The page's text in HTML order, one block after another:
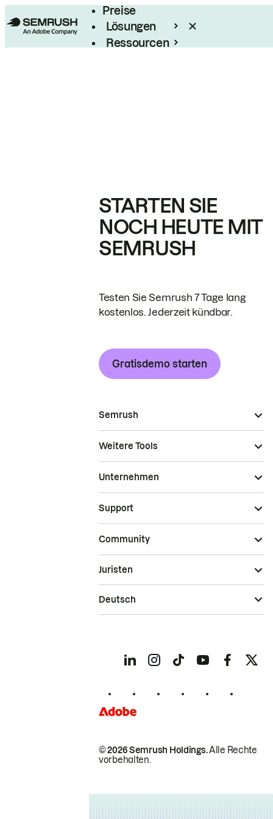
Preise
Lösungen
Ressourcen
STARTEN SIE
NOCH HEUTE MIT
SEMRUSH
Testen Sie Semrush 7 Tage lang
kostenlos. Jederzeit kündbar.
Gratisdemo starten
Semrush
Weitere Tools
Unternehmen
Support
Community
© 2026 Semrush Holdings.Alle Rechte
vorbehalten.
Juristen
Deutsch